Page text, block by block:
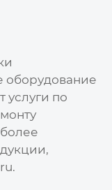
оборудование
услуги по
.